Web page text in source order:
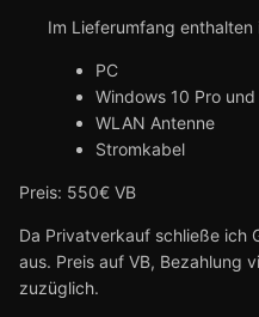
Im Lieferumfang enthalten
PC
Windows 10 Pro
WLAN Antenne
Stromkabel
Preis: 550€ VB
Da Privatverkauf schließe ich
aus. Preis auf VB, Bezahlung
zuzüglich.